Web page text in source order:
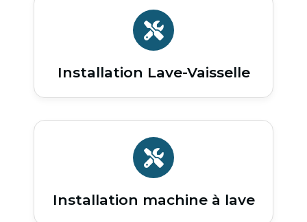
Installation Lave-Vaisselle
Installation machine à lave